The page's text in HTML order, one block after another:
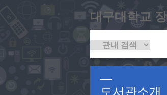
대구대학교
도서관소개